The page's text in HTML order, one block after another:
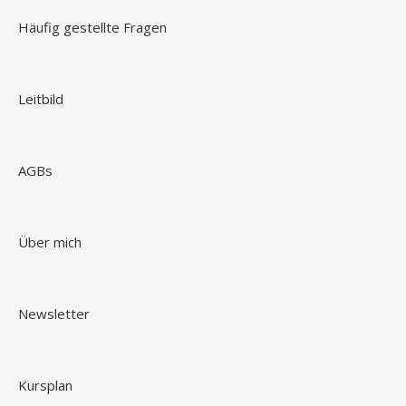
Häufig gestellte Fragen
Leitbild
AGBs
Über mich
Newsletter
Kursplan